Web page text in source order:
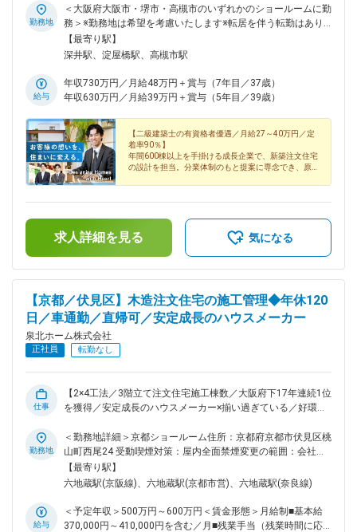
勤務地
＜大阪府大阪市・堺市・高槻市のいずれかのショールームに勤
務＞※勤務地は希望を考慮いたします※転居を伴う転勤はあり
ません※車通勤OK（駐車場有）※高槻・本社に限る※受動喫煙
対策あり■本社メインショールーム大阪府堺市中区深井中町
ング7階■高槻ショールーム大阪府高槻市若松町11-4【アクセ
ス】■本社メインショールーム南海電鉄泉北線「深井駅」より
乗り換え1駅目■堂島オフィス御堂筋線「淀屋橋駅」より徒歩5
分■高槻ショールームJR「高槻駅」よりバスで11分（バス停
「南辻子」より徒歩すぐ）＼直行直帰を活用しながら、効率よ
く働けます！／現場調査などで外出した際は、状況に応じて直
行直帰も可能です。京都エリアの物件であれば、調査後に最寄
【最寄り駅】
深井駅、淀屋橋駅、高槻市駅
給与
年収730万円／月給48万円＋賞与（7年目／37歳）
年収630万円／月給39万円＋賞与（5年目／39歳）
【二級建築士の有資格者優遇／月給27～40万円／定
着率90％】
年間600棟以上を手掛ける成長企業で、新築注文住宅
の設計を担当。分業体制のもと提案に専念でき、原
求人詳細を見る 気になる
【京都／伏見区】木造注文住宅の施工管理◆年休120
日／車通勤／直帰可／安定成長のハウスメーカー
泉北ホーム株式会社
正社員 転勤なし
仕事
【2×4工法／3階立て注文住宅施工棟数／大阪府下17年連続1位
を獲得／安定成長のハウスメーカー×揃い過ぎている／好環境
内容： ・注文住宅の設計／施工／リフォームを行う当社に
て、施工管理のポジションをお任せ致します。協力会社はお付
き合いも長く、意思疎通がしやすい環境です。 ・施工期間は
約5か月／1現場、月3棟程担当 ・施工管理エリアは大阪府を中
【具体的には】 （1）打ち合わせ：社内の設計士やインテリア
コーディネーターと行います。 （2）各種手配：資材の発注や
勤務地
＜勤務地詳細＞京都ショールーム住所：京都府京都市伏見区桃
山町西尾24 受動喫煙対策：屋内全面禁煙変更の範囲：会社の
定める事業所
【最寄り駅】
六地蔵駅(京阪線)、六地蔵駅(京都市営)、六地蔵駅(奈良線)
給与
＜予定年収＞500万円～600万円＜賃金形態＞月給制■基本給
370,000円～410,000円を含む／月■残業手当（残業時間に応